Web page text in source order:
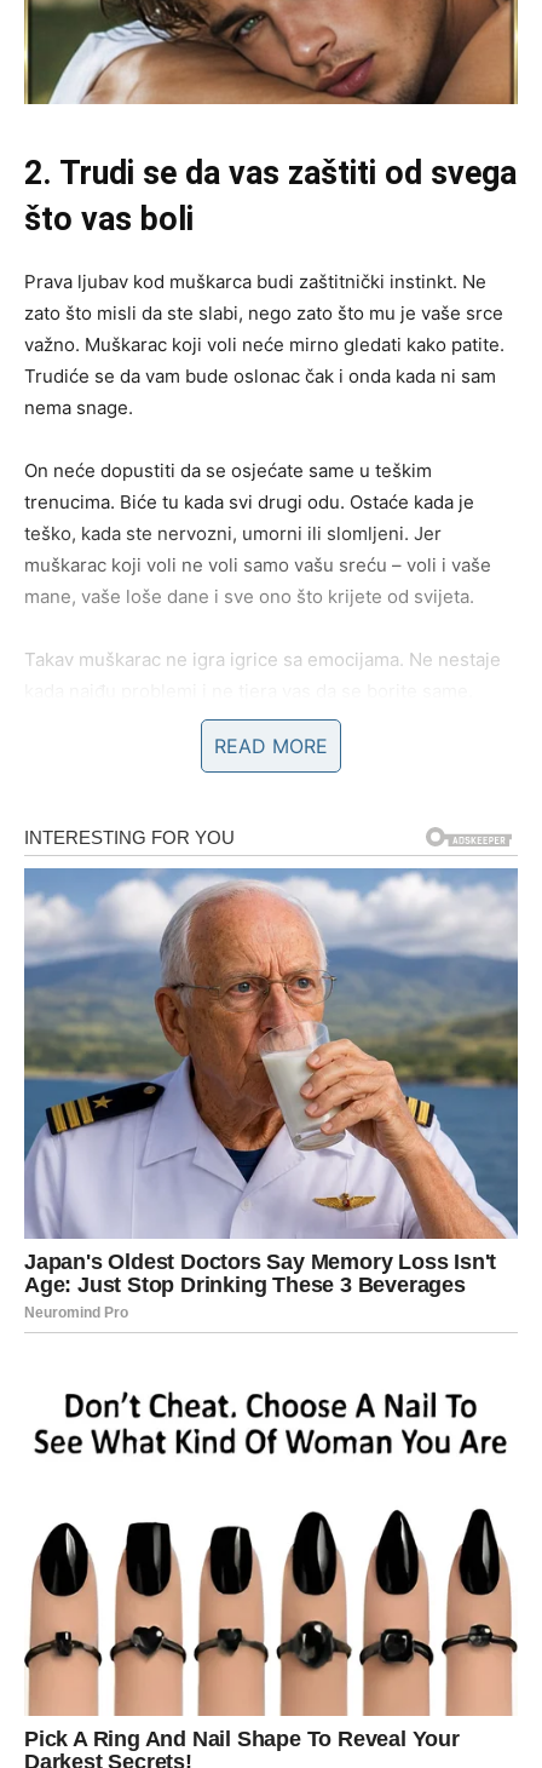
2. Trudi se da vas zaštiti od svega
što vas boli
Prava ljubav kod muškarca budi zaštitnički instinkt. Ne
zato što misli da ste slabi, nego zato što mu je vaše srce
važno. Muškarac koji voli neće mirno gledati kako patite.
Trudiće se da vam bude oslonac čak i onda kada ni sam
nema snage.
On neće dopustiti da se osjećate same u teškim
trenucima. Biće tu kada svi drugi odu. Ostaće kada je
teško, kada ste nervozni, umorni ili slomljeni. Jer
muškarac koji voli ne voli samo vašu sreću – voli i vaše
mane, vaše loše dane i sve ono što krijete od svijeta.
Takav muškarac ne igra igrice sa emocijama. Ne nestaje
Njegova ljubav se najviše vidi upravo onda kada vam je
3. Ponosan je na vas i pokazuje to
Muškarac koji iskreno voli ženu ponosan je na nju. Ne
krije je, ne ponaša se kao da mu je svejedno i ne dopušta
da se osjeća nevažnom. On voli pričati o njoj, voli njenu
energiju i način na koji uljepšava njegov život.
Kada muškarac voli, njemu nije teško izdvojiti vrijeme za
ženu koju voli. Nije mu teško poslati poruku, nazvati je ili
pokazati pažnju. Naprotiv, on to radi prirodno jer mu srce
samo ide prema njoj.
Takav muškarac želi da žena zna koliko mu znači. I možda
neće uvijek govoriti velike ljubavne rečenice, ali će
njegovi postupci govoriti umjesto njega.
On će primijetiti kada ste promijenili frizuru. Sjetiće se
tužne. I upravo u tim sitnicama krije se ljubav koju mnogi
ne znaju prepoznati.
4. Boji se da vas izgubi
Muškarac koji ne voli ponaša se kao da mu je svejedno.
Može otići bez objašnjenja, ignorisati vas i vratiti se kada
mu odgovara. Ali muškarac koji iskreno voli nikada nije
potpuno miran pri pomisli da bi mogao izgubiti ženu do
To ne znači da će biti posesivan ili kontrolisati svaki vaš
READ MORE